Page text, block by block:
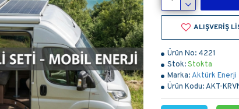
Ürün No: 4221
Stok:Stokta
Marka:Aktürk Enerji
Ürün Kodu:AKT-
ALIŞVERIŞ